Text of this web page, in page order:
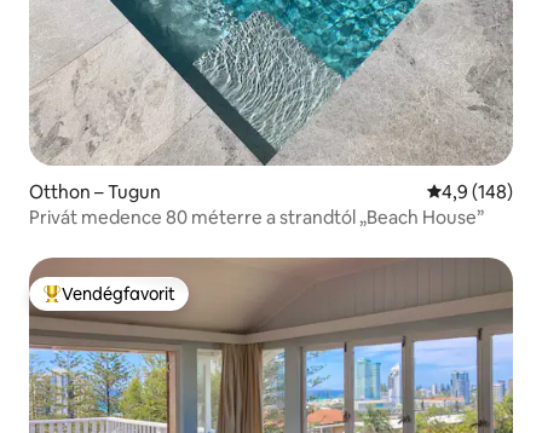
Otthon – Tugun Átlagos
4,9 (148)
Privát medence 80 méterre a strandtól „Beach House”
Kiemelt vendégfavorit
Vendégfavorit